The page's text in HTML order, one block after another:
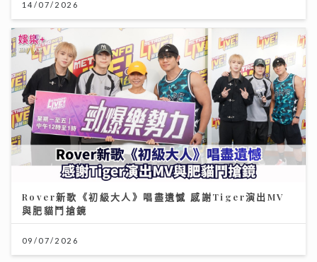
14/07/2026
Rover新歌《初級大人》唱盡遺憾 感謝Tiger演出MV
與肥貓鬥搶鏡
09/07/2026